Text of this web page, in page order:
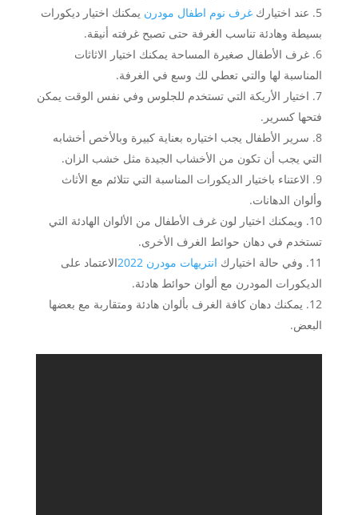
عند اختيارك غرف نوم اطفال مودرن يمكنك اختيار ديكورات
بسيطة وهادئة تناسب الغرفة حتى تصبح غرفته أنيقة.
غرف الأطفال صغيرة المساحة يمكنك اختيار الاثاثات
المناسبة لها والتي تعطي لك وسع في الغرفة.
اختيار الأريكة التي تستخدم للجلوس وفي نفس الوقت يمكن
فتحها كسرير.
سرير الأطفال يجب اختياره بعناية كبيرة وبالأخص أخشابه
التي يجب أن تكون من الأخشاب الجيدة مثل خشب الزان.
الاعتناء باختيار الديكورات المناسبة التي تتلائم مع الأثاث
وألوان الدهانات.
ويمكنك اختيار لون غرف الأطفال من الألوان الهادئة التي
تستخدم في دهان حوائط الغرف الأخرى.
وفي حالة اختيارك انتريهات مودرن 2022
الاعتماد على
الديكورات المودرن مع ألوان حوائط هادئة.
يمكنك دهان كافة الغرف بألوان هادئة ومتقاربة مع بعضها
البعض.